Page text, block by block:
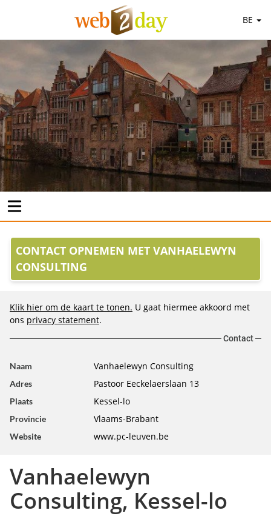
BE
CONTACT OPNEMEN MET VANHAELEWYN
CONSULTING
Klik hier om de kaart te tonen. U gaat hiermee akkoord met
ons privacy statement.
Contact
Naam Vanhaelewyn Consulting
Adres Pastoor Eeckelaerslaan 13
Plaats Kessel-lo
Provincie Vlaams-Brabant
Website www.pc-leuven.be
Vanhaelewyn
Consulting, Kessel-lo